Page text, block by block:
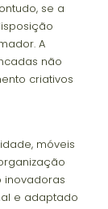
se a
A
não
criativos
móveis
inovadoras
e adaptado